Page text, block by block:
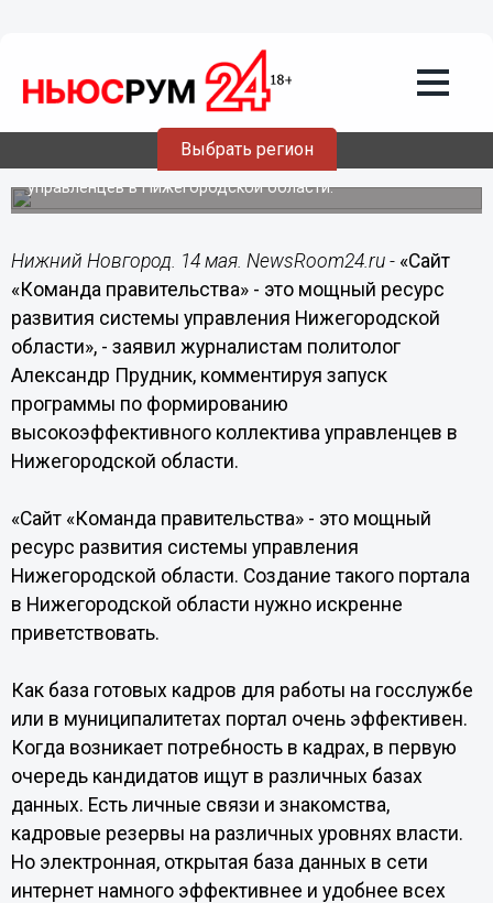
Выбрать регион
мощный ресурс развития системы
управления Нижегородской области, -
Политолог прокомментировал запуск программы по
формированию высокоэффективного коллектива
управленцев в Нижегородской области.
Нижний Новгород. 14 мая. NewsRoom24.ru - «Сайт
«Команда правительства» - это мощный ресурс
развития системы управления Нижегородской
области», - заявил журналистам политолог
Александр Прудник, комментируя запуск
программы по формированию
высокоэффективного коллектива управленцев в
Нижегородской области.
«Сайт «Команда правительства» - это мощный
ресурс развития системы управления
Нижегородской области. Создание такого портала
в Нижегородской области нужно искренне
приветствовать.
Как база готовых кадров для работы на госслужбе
или в муниципалитетах портал очень эффективен.
Когда возникает потребность в кадрах, в первую
очередь кандидатов ищут в различных базах
данных. Есть личные связи и знакомства,
кадровые резервы на различных уровнях власти.
Но электронная, открытая база данных в сети
интернет намного эффективнее и удобнее всех